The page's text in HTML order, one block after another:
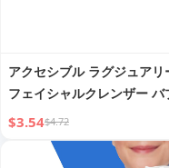
アクセシブル ラグジュアリ
フェイシャルクレンザー バ
ー 自動フォームポンプボトル
ハンドサニタイザー シャン
シャワージェル 特殊プレス
$3.54$4.72